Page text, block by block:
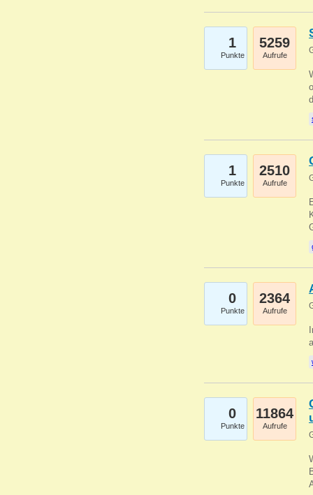
1
Punkte
5259
Aufrufe
1
Punkte
2510
Aufrufe
0
Punkte
2364
Aufrufe
0
Punkte
11864
Aufrufe